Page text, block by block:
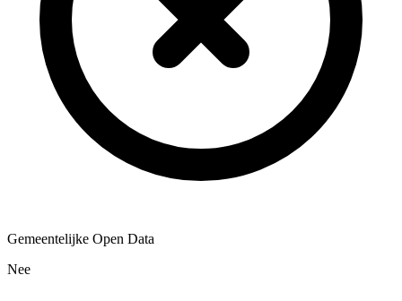
Gemeentelijke Open Data
Nee